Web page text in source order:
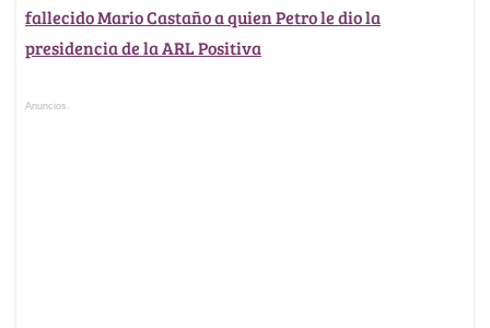
fallecido Mario Castaño a quien Petro le dio la
presidencia de la ARL Positiva
Anuncios.